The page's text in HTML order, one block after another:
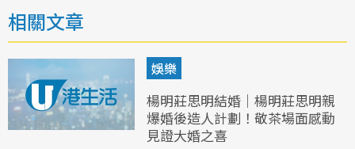
相關文章
娛樂
楊明莊思明結婚｜楊明莊思明親
爆婚後造人計劃！敬茶場面感動
見證大婚之喜